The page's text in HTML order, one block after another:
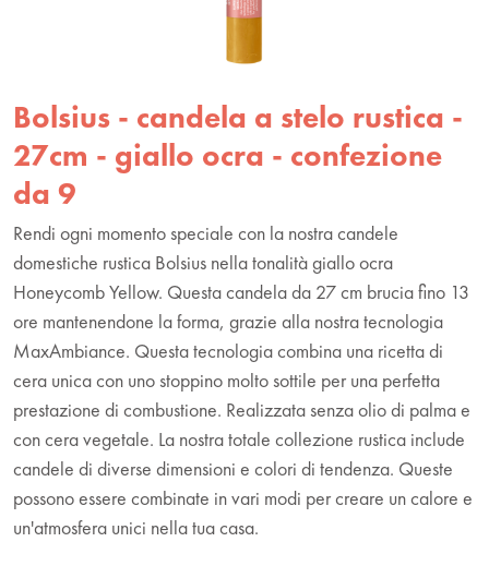
Bolsius - candela a stelo rustica -
27cm - giallo ocra - confezione
da 9
Rendi ogni momento speciale con la nostra candele
domestiche rustica Bolsius nella tonalità giallo ocra
Honeycomb Yellow. Questa candela da 27 cm brucia fino 13
ore mantenendone la forma, grazie alla nostra tecnologia
MaxAmbiance. Questa tecnologia combina una ricetta di
cera unica con uno stoppino molto sottile per una perfetta
prestazione di combustione. Realizzata senza olio di palma e
con cera vegetale. La nostra totale collezione rustica include
candele di diverse dimensioni e colori di tendenza. Queste
possono essere combinate in vari modi per creare un calore e
un'atmosfera unici nella tua casa.